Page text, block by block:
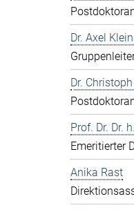
Dr. Axel
Dr.
Prof. Dr. Dr.
Emeritierter
Anika Rast